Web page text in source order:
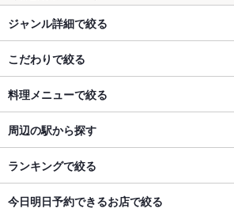
ジャンル詳細で絞る
こだわりで絞る
料理メニューで絞る
周辺の駅から探す
ランキングで絞る
今日明日予約できるお店で絞る